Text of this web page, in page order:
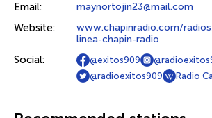
Email: maynortojin23@mail.com
Website:
www.chapinradio.com/
linea-chapin-radio
Social: @exitos909
@radioexitos909
Radio